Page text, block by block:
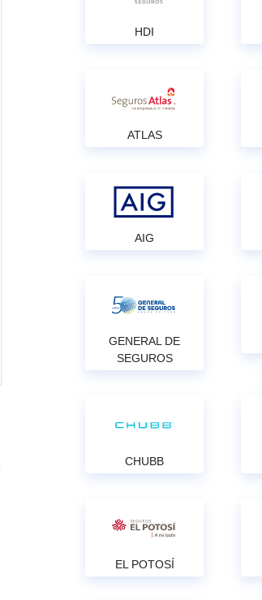
HDI
ATLAS
AIG
GENERAL DE
SEGUROS
CHUBB
EL POTOSÍ